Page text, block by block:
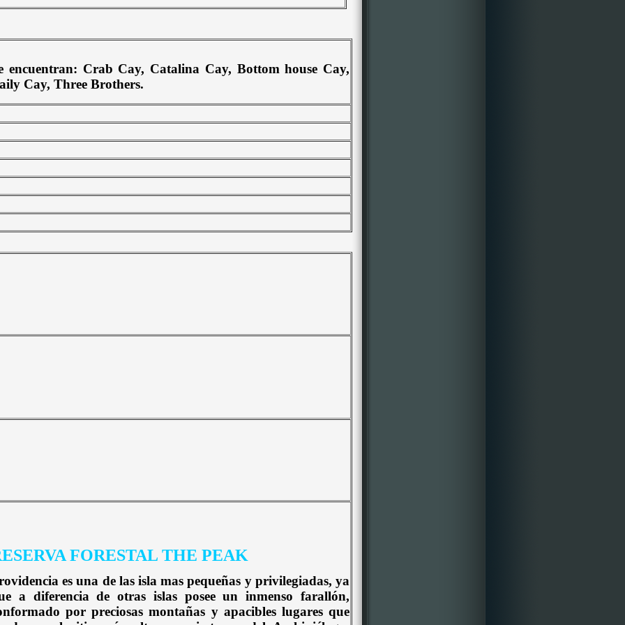
encuentran: Crab Cay, Catalina Cay, Bottom house Cay,
Cay, Three Brothers.
FORESTAL THE PEAK
es una de las isla mas pequeñas y privilegiadas, ya
a diferencia de otras islas posee un inmenso farallón,
por preciosas montañas y apacibles lugares que